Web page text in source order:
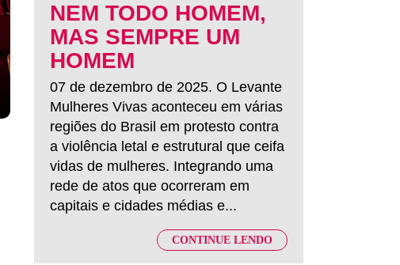
NEM TODO HOMEM,
MAS SEMPRE UM
HOMEM
07 de dezembro de 2025. O Levante
Mulheres Vivas aconteceu em várias
regiões do Brasil em protesto contra
a violência letal e estrutural que ceifa
vidas de mulheres. Integrando uma
rede de atos que ocorreram em
capitais e cidades médias e...
CONTINUE LENDO